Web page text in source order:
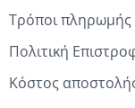
Τρόποι πληρωμής
Πολιτική
Κόστος